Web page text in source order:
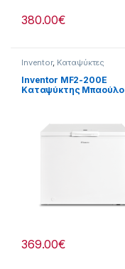
380.00€
Inventor, Καταψύκτες
Inventor MF2-200E
Καταψύκτης Μπαούλο
369.00€